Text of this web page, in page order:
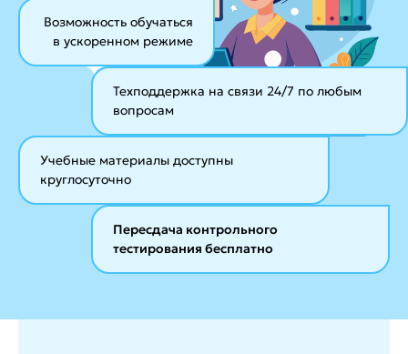
Возможность обучаться
в ускоренном режиме
Техподдержка на связи 24/7 по любым
вопросам
Учебные материалы доступны
круглосуточно
Пересдача контрольного
тестирования бесплатно